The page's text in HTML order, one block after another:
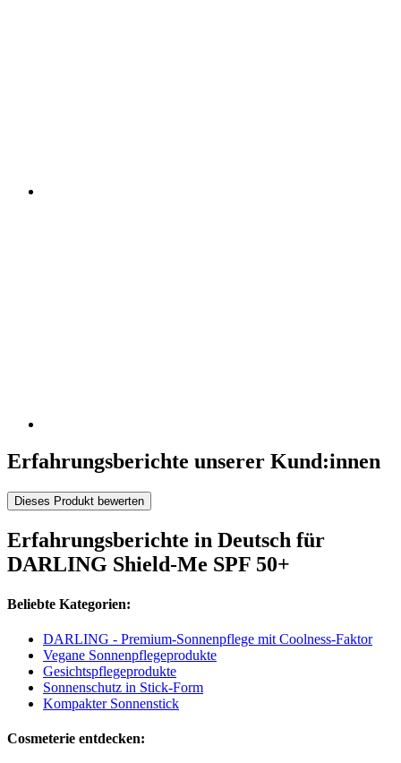
Erfahrungsberichte unserer Kund:innen
Dieses Produkt bewerten
Erfahrungsberichte in Deutsch für
DARLING Shield-Me SPF 50+
Beliebte Kategorien:
DARLING - Premium-Sonnenpflege mit Coolness-Faktor
Vegane Sonnenpflegeprodukte
Gesichtspflegeprodukte
Sonnenschutz in Stick-Form
Kompakter Sonnenstick
Cosmeterie entdecken: